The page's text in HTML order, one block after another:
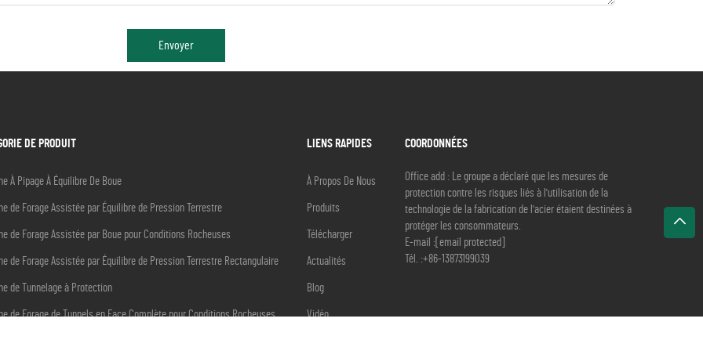
Envoyer
DE PRODUIT
À Pipage À Équilibre De Boue
de Forage Assistée par Équilibre de Pression Terrestre
de Forage Assistée par Boue pour Conditions Rocheuses
de Forage Assistée par Équilibre de Pression Terrestre Rectangulaire
de Tunnelage à Protection
de Forage de Tunnels en Face Complète pour Conditions Rocheuses
LIENS RAPIDES
À Propos De Nous
Produits
Télécharger
Actualités
Blog
Vidéo
COORDONNÉES
Office add : Le groupe a déclaré que les mesures de
protection contre les risques liés à l'utilisation de la
technologie de la fabrication de l'acier étaient destinées à
protéger les consommateurs.
E-mail :[email protected]
Tél. :+86-13873199039